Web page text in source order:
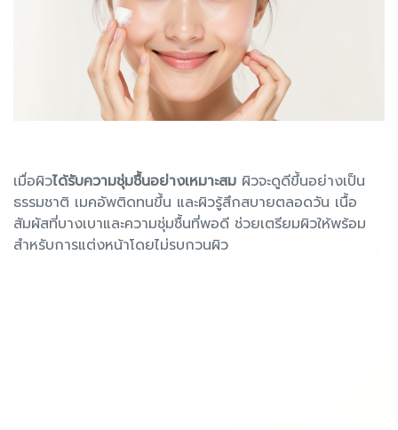
เมื่อผิวได้รับความชุ่มชื้นอย่างเหมาะสม ผิวจะดูดีขึ้นอย่างเป็น
ธรรมชาติ เมคอัพติดทนขึ้น และผิวรู้สึกสบายตลอดวัน เนื้อ
สัมผัสที่บางเบาและความชุ่มชื้นที่พอดี ช่วยเตรียมผิวให้พร้อม
สำหรับการแต่งหน้าโดยไม่รบกวนผิว